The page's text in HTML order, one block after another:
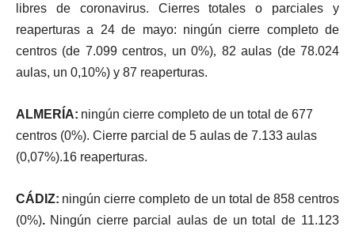
libres de coronavirus. Cierres tota les o parcia les
y
reaperturas a 24 de mayo: ningún cierre compl eto de
centros (de 7.099 centros, un 0%), 82 au las (de 78.024
au as, un 0,10%) y 87 reaperturas.
A LM E R A: ningún cierre comp eto de un tota de 677
centros (0%). Cierre parcia de 5 au as de 7.133 au as
(0,07%).16 reaperturas.
CÁD Z: ningún cierre comp leto de un tota de 858 centros
(0%). N ingún cierre parcia lau las de un tota de 11.123